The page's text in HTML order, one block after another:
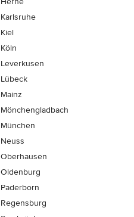
Karlsruhe
Kiel
Köln
Leverkusen
Lübeck
Mainz
Mönchen­gladbach
München
Neuss
Oberhausen
Oldenburg
Paderborn
Regensburg